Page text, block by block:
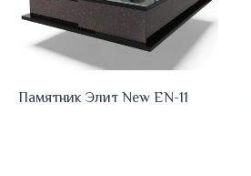
Памятник Элит New EN-11